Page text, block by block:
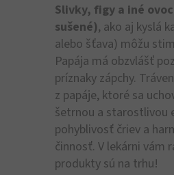
Slivky, figy a iné
sušené), ako aj kyslá
alebo šťava) môžu
Papája má obzvlášť
príznaky zápchy.
z papáje, ktoré sa
šetrnou a starostlivou
pohyblivosť čriev a
činnosť. V lekárni vám
produkty sú na trhu!